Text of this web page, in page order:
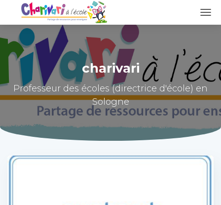
charivari
Professeur des écoles (directrice d'école) en
Sologne